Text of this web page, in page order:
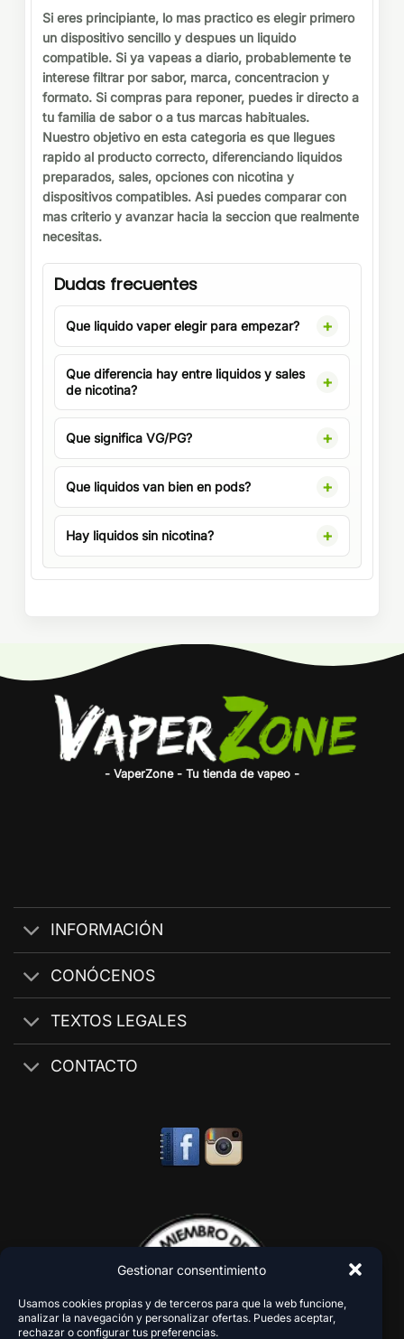
Gestionar consentimiento
Usamos cookies propias y de terceros para que la web funcione,
analizar la navegación y personalizar ofertas. Puedes aceptar,
rechazar o configurar tus preferencias.
Si eres principiante, lo mas practico es elegir primero
un dispositivo sencillo y despues un liquido
compatible. Si ya vapeas a diario, probablemente te
interese filtrar por sabor, marca, concentracion y
formato. Si compras para reponer, puedes ir directo a
tu familia de sabor o a tus marcas habituales.
Nuestro objetivo en esta categoria es que llegues
rapido al producto correcto, diferenciando liquidos
preparados, sales, opciones con nicotina y
dispositivos compatibles. Asi puedes comparar con
mas criterio y avanzar hacia la seccion que realmente
necesitas.
Dudas frecuentes
Que liquido vaper elegir para empezar?
Que diferencia hay entre liquidos y sales
de nicotina?
Que significa VG/PG?
Que liquidos van bien en pods?
Hay liquidos sin nicotina?
- VaperZone - Tu tienda de vapeo -
INFORMACIÓN
CONÓCENOS
TEXTOS LEGALES
CONTACTO